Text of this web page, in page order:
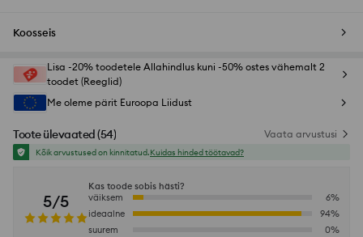
Koosseis
Lisa -20% toodetele Allahindlus kuni -50% ostes vähemalt 2
toodet (Reeglid)
Me oleme pärit Euroopa Liidust
Toote ülevaated (54) Vaata arvustusi
Kõik arvustused on kinnitatud.Kuidas hinded töötavad?
5/5
Kas toode sobis hästi?
väiksem
6%
ideaalne
94%
suurem
0%